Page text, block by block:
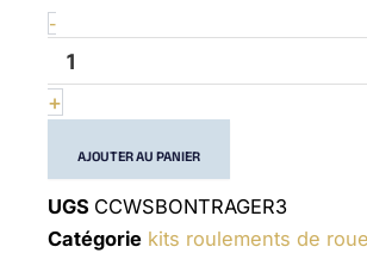
-
Wheel
bearing
kit
BONTRAGER
3
+
AJOUTER AU PANIER
UGS CCWSBONTRAGER3
Catégorie kits roulements de roue